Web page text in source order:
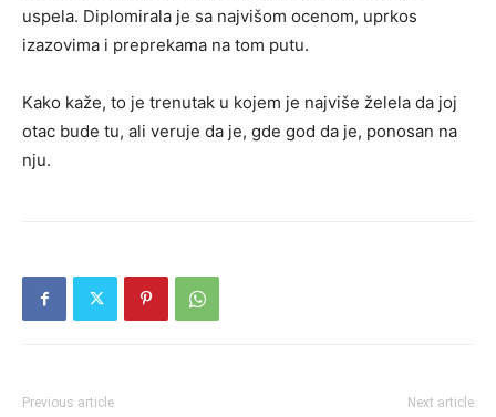
uspela. Diplomirala je sa najvišom ocenom, uprkos
izazovima i preprekama na tom putu.
Kako kaže, to je trenutak u kojem je najviše želela da joj
otac bude tu, ali veruje da je, gde god da je, ponosan na
nju.
Previous article Next article